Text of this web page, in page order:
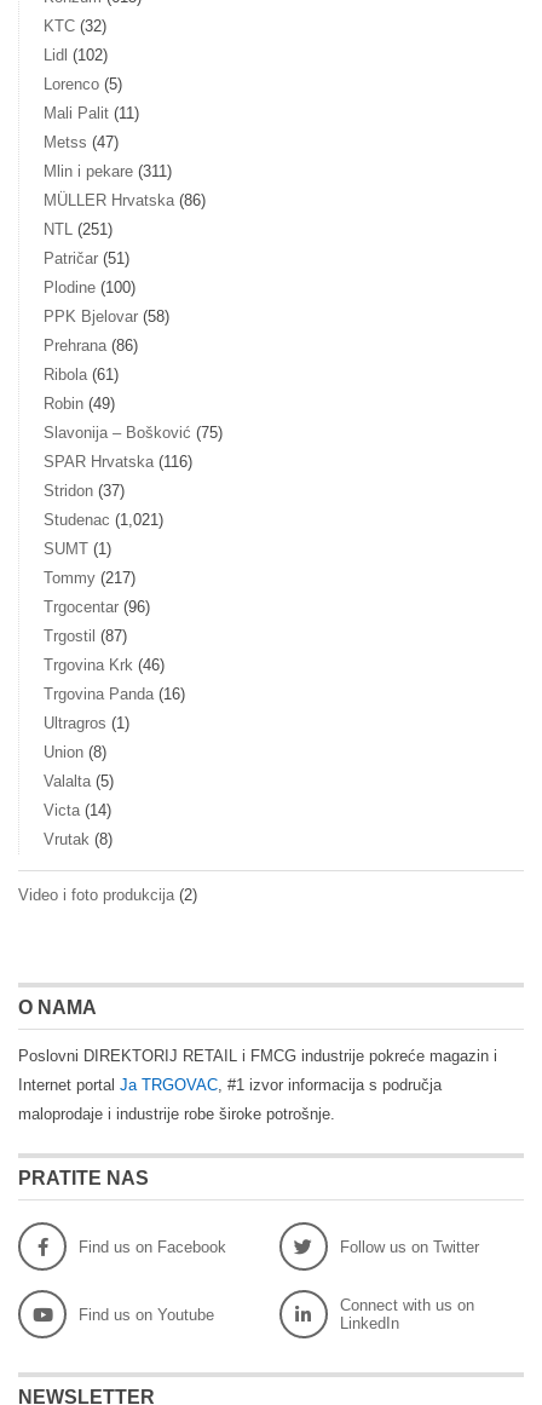
KTC (32)
Lidl (102)
Lorenco (5)
Mali Palit (11)
Metss (47)
Mlin i pekare (311)
MÜLLER Hrvatska(86)
NTL (251)
Patričar (51)
Plodine (100)
PPK Bjelovar (58)
Prehrana(86)
Ribola(61)
Robin (49)
Slavonija – Bošković (75)
SPAR Hrvatska(116)
Stridon (37)
Studenac (1,021)
SUMT (1)
Tommy (217)
Trgocentar (96)
Trgostil (87)
Trgovina Krk (46)
Trgovina Panda(16)
Ultragros (1)
Union (8)
Valalta(5)
Victa(14)
Vrutak (8)
Video i foto produkcija(2)
O NAMA
Poslovni DIREKTORIJ RETAIL i FMCG industrije pokreće magazin i
Internet portal Ja TRGOVAC, #1 izvor informacija s područja
maloprodaje i industrije robe široke potrošnje.
PRATITE NAS
Find us on Facebook Follow us on Twitter
Find us on Youtube
Connect with us on
LinkedIn
NEWSLETTER